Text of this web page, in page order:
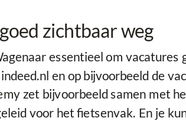
zichtbaar weg
essentieel om
en op bijvoorbeeld de
zet bijvoorbeeld samen met
voor het fietsenvak. En je